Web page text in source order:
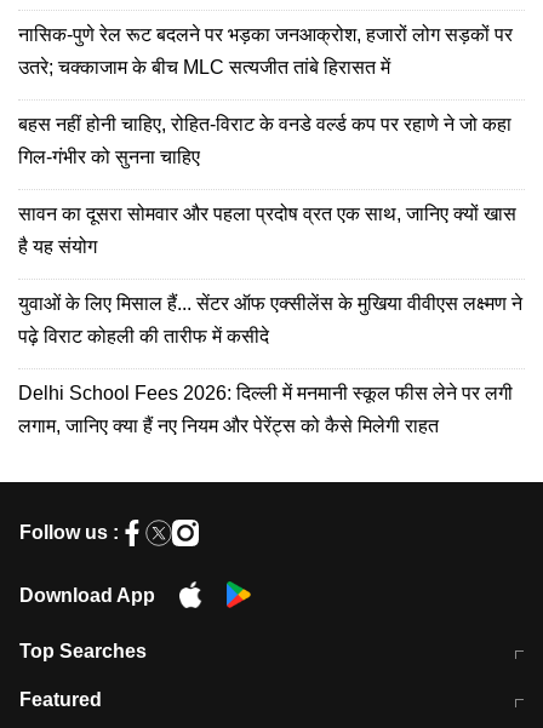
नासिक-पुणे रेल रूट बदलने पर भड़का जनआक्रोश, हजारों लोग सड़कों पर
उतरे; चक्काजाम के बीच MLC सत्यजीत तांबे हिरासत में
बहस नहीं होनी चाहिए, रोहित-विराट के वनडे वर्ल्ड कप पर रहाणे ने जो कहा
गिल-गंभीर को सुनना चाहिए
सावन का दूसरा सोमवार और पहला प्रदोष व्रत एक साथ, जानिए क्यों खास
है यह संयोग
युवाओं के लिए मिसाल हैं... सेंटर ऑफ एक्सीलेंस के मुखिया वीवीएस लक्ष्मण ने
पढ़े विराट कोहली की तारीफ में कसीदे
Delhi School Fees 2026: दिल्ली में मनमानी स्कूल फीस लेने पर लगी
लगाम, जानिए क्या हैं नए नियम और पेरेंट्स को कैसे मिलेगी राहत
Follow us :
Download App
Top Searches
मुंबई में लगे 'जेन जी' के पोस्टर, लिखा- 'मैं
Featured